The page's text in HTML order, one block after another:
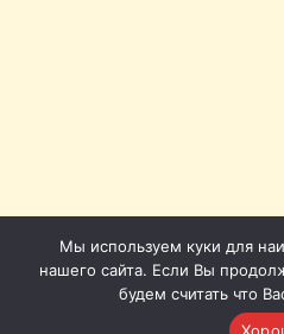
Мы используем куки для
нашего сайта. Если Вы
будем считать что